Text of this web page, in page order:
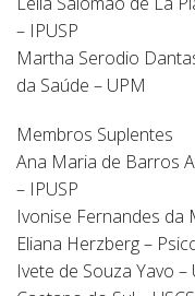
– IPUSP
Martha Serodio
da Saúde – UPM
Membros Suplentes
Ana Maria de Barros
– IPUSP
Ivonise Fernandes da
Eliana Herzberg –
Ivete de Souza Yavo